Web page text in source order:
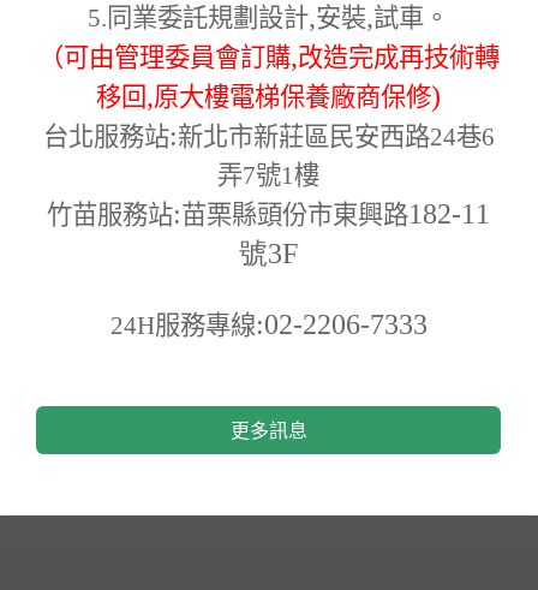
5. 同業委託規劃設計,安裝,試車。
（可由管理委員會訂購,改造完成再技術轉
移回,原大樓電梯保養廠商保修)
台北服務站:新北市新莊區民安西路24巷6
弄7號1樓
竹苗服務站:苗栗縣頭份市東興路182-11
號3F
24H服務專線:02-2206-7333
更多訊息